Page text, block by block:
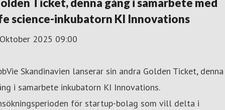
science-inkubatorn KI Innovations
2025 09:00
Skandinavien lanserar sin andra Golden Ticket, denna
i samarbete inkubatorn KI Innovations.
för startup-bolag som vill delta i